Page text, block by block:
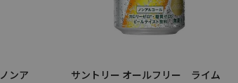
サントリー オールフリー ライム